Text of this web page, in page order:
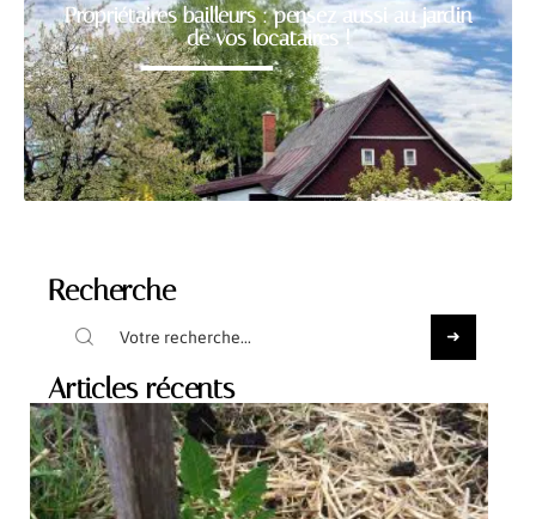
Propriétaires bailleurs : pensez aussi au jardin
de vos locataires !
Recherche
Articles récents